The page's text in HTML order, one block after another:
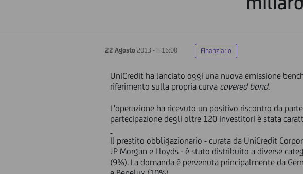
22 Agosto 2013 - h 16:00 Finanziario
UniCredit ha lanciato oggi una nuova emissione
riferimento sulla propria curva covered bond.
L'operazione ha ricevuto un positivo riscontro da
partecipazione degli oltre 120 investitori è stata
Il prestito obbligazionario - curata da UniCredit
JP Morgan e Lloyds - è stato distribuito a diverse
(9%). La domanda è pervenuta principalmente da